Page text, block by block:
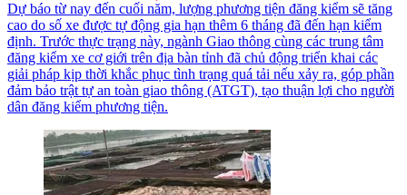
Dự báo từ nay đến cuối năm, lượng phương tiện đăng kiểm sẽ tăng
cao do số xe được tự động gia hạn thêm 6 tháng đã đến hạn kiểm
định. Trước thực trạng này, ngành Giao thông cùng các trung tâm
đăng kiểm xe cơ giới trên địa bàn tỉnh đã chủ động triển khai các
giải pháp kịp thời khắc phục tình trạng quá tải nếu xảy ra, góp phần
đảm bảo trật tự an toàn giao thông (ATGT), tạo thuận lợi cho người
dân đăng kiểm phương tiện.